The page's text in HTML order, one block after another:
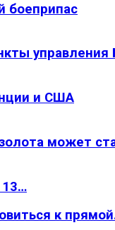
боеприпас
и США
может
13…
к